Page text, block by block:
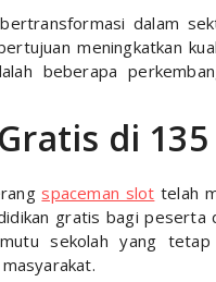
dalam
meningkatkan
beberapa
di
spaceman slot telah
gratis bagi
sekolah yang
masyarakat.